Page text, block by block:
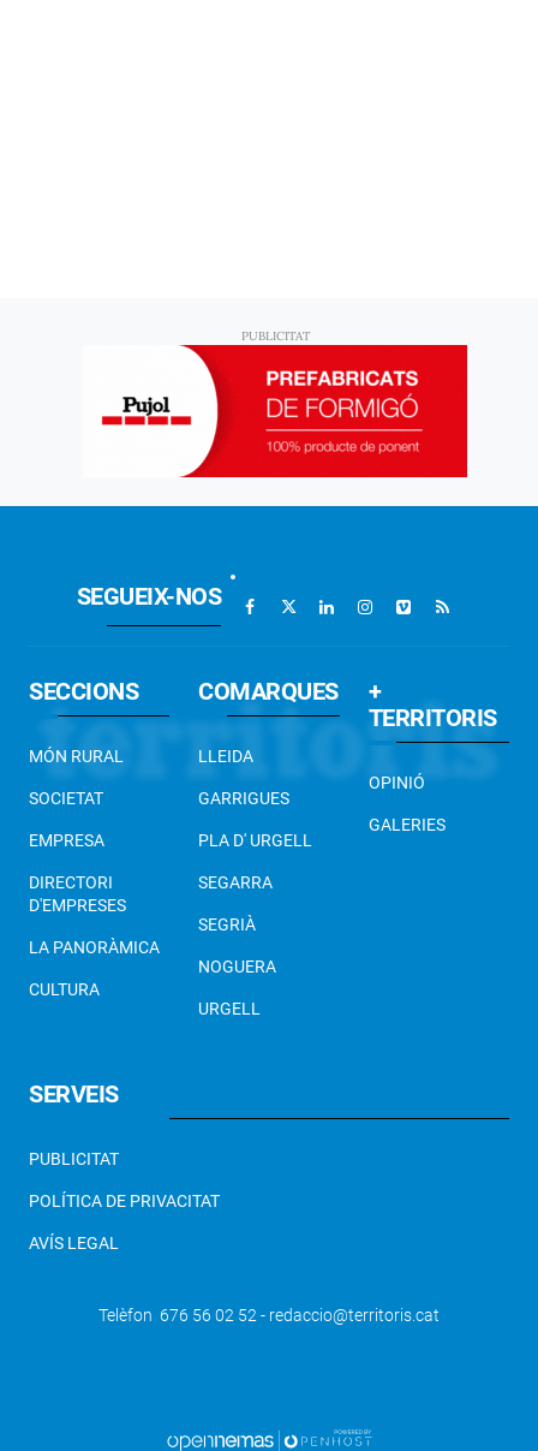
SEGUEIX-NOS
SECCIONS
MÓN RURAL
SOCIETAT
EMPRESA
DIRECTORI
D'EMPRESES
LA PANORÀMICA
CULTURA
COMARQUES
LLEIDA
GARRIGUES
PLA D' URGELL
SEGARRA
SEGRIÀ
NOGUERA
URGELL
+
TERRITORIS
OPINIÓ
GALERIES
SERVEIS
PUBLICITAT
POLÍTICA DE PRIVACITAT
AVÍS LEGAL
Telèfon 676 56 02 52 - redaccio@territoris.cat